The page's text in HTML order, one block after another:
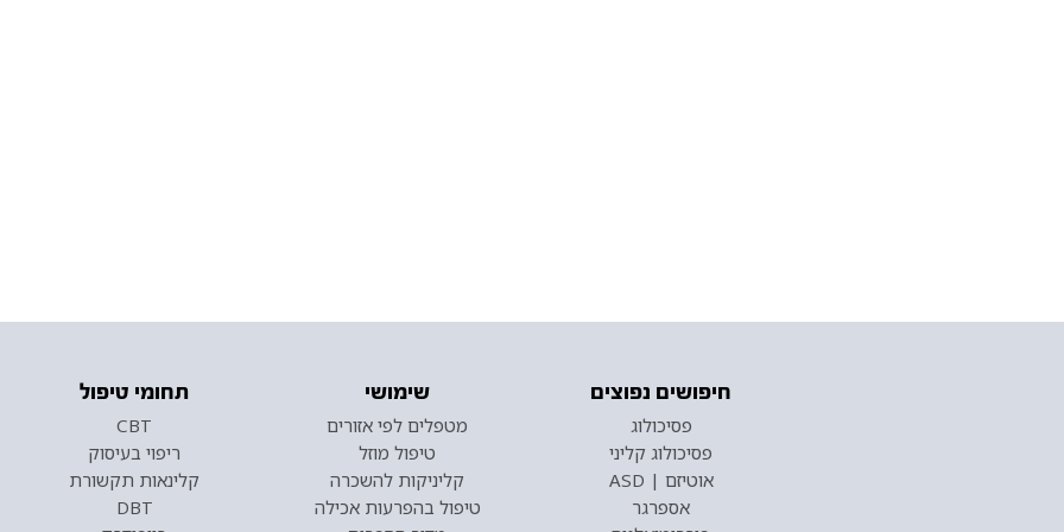
חיפושים נפוצים
פסיכולוג
פסיכולוג קליני
אוטיזם | ASD
אספרגר
שימושי
מטפלים לפי אזורים
טיפול מוזל
קליניקות להשכרה
טיפול בהפרעות אכילה
תחומי טיפול
CBT
ריפוי בעיסוק
קלינאות תקשורת
DBT